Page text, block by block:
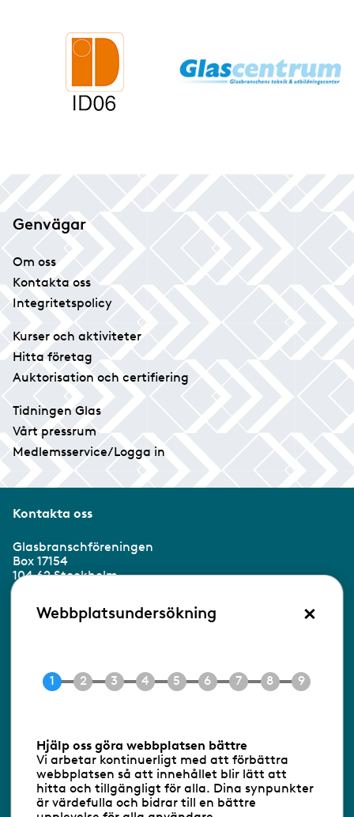
Genvägar
Om oss
Kontakta oss
Integritetspolicy
Kurser och aktiviteter
Hitta företag
Auktorisation och certifiering
Tidningen Glas
Vårt pressrum
Medlemsservice/Logga in
Kontakta oss
Glasbranschföreningen
Box 17154
104 62 Stockholm
Besöksadress:
Ringvägen 100
E-post info@gbf.se
Följ oss via RSS
Webbplatsundersökning ×
Hjälp oss göra webbplatsen bättre
Vi arbetar kontinuerligt med att förbättra
webbplatsen så att innehållet blir lätt att
hitta och tillgängligt för alla. Dina synpunkter
är värdefulla och bidrar till en bättre